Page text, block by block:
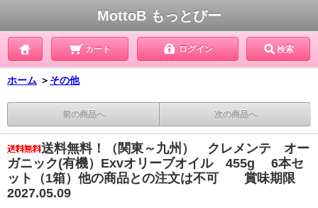
MottoB もっとびー
カート ログイン 検索
ホーム ＞ その他
前の商品へ 次の商品へ
送料無料！（関東～九州） クレメンテ オー
ガニック(有機）Exvオリーブオイル 455g 6本セ
ット（1箱）他の商品との注文は不可 賞味期限
2027.05.09